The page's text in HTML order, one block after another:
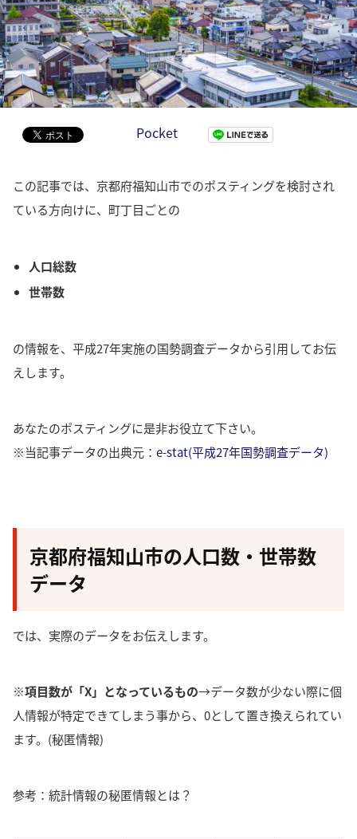
Pocket
この記事では、京都府福知山市でのポスティングを検討され
ている方向けに、町丁目ごとの
人口総数
世帯数
の情報を、平成27年実施の国勢調査データから引用してお伝
えします。
あなたのポスティングに是非お役立て下さい。
※当記事データの出典元： e-stat(平成27年国勢調査データ)
京都府福知山市の人口数・世帯数
データ
では、実際のデータをお伝えします。
※項目数が「X」となっているもの→データ数が少ない際に個
人情報が特定できてしまう事から、0として置き換えられてい
ます。(秘匿情報)
参考：統計情報の秘匿情報とは？